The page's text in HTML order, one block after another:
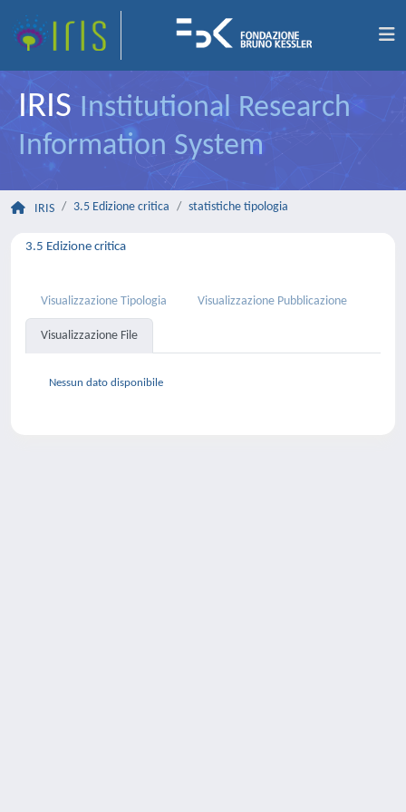
IRIS Institutional Research
Information System
IRIS 3.5 Edizione critica statistiche tipologia
3.5 Edizione critica
Visualizzazione Tipologia Visualizzazione Pubblicazione
Visualizzazione File
Nessun dato disponibile